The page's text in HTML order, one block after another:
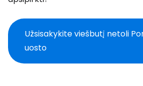
Užsisakykite viešbutį netoli
uosto